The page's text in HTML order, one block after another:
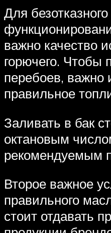
Для безотказного
важно качество
горючего. Чтобы
перебоев, важно
правильное
Заливать в бак
октановым
рекомендуемым
Второе важное
правильного
стоит отдавать